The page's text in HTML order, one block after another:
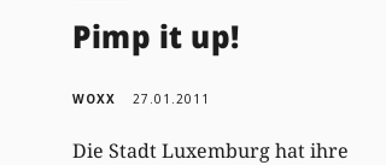
Pimp it up!
WOXX 27.01.2011
Die Stadt Luxemburg hat ihre